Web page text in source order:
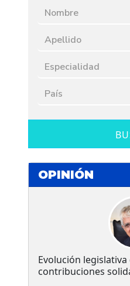
OPINIÓN
Evolución
contribuciones